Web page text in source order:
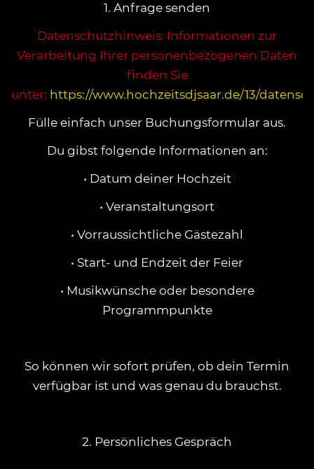
1. Anfrage senden
Datenschutzhinweis: Informationen zur
Verarbeitung Ihrer personenbezogenen Daten
finden Sie
unter: https://www.hochzeitsdjsaar.de/13/
Fülle einfach unser Buchungsformular aus.
Du gibst folgende Informationen an:
• Datum deiner Hochzeit
• Veranstaltungsort
• Vorraussichtliche Gästezahl
• Start- und Endzeit der Feier
• Musikwünsche oder besondere
Programmpunkte
So können wir sofort prüfen, ob dein Termin
verfügbar ist und was genau du brauchst.
2. Persönliches Gespräch